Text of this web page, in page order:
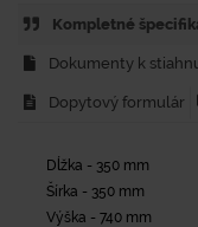
Kompletné
Dokumenty k
Dopytový formulár
Dĺžka - 350 mm
Šírka - 350 mm
Výška - 740 mm